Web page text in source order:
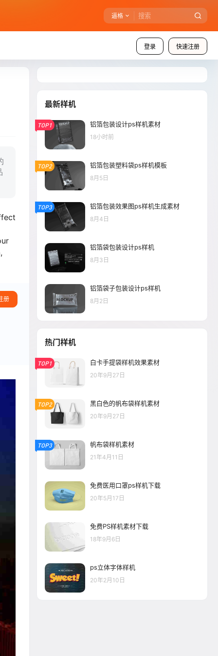
逼格
登录 快速注册
册
最新样机
TOP1 铝箔包装设计ps样机素材
18小时前
TOP2 铝箔包装塑料袋ps样机模板
8月5日
TOP3 铝箔包装效果图ps样机生成素材
8月4日
铝箔袋包装设计ps样机
8月3日
铝箔袋子包装设计ps样机
8月2日
热门样机
TOP1 白卡手提袋样机效果素材
20年9月27日
TOP2 黑白色的帆布袋样机素材
20年9月27日
TOP3 帆布袋样机素材
21年4月11日
免费医用口罩ps样机下载
20年5月17日
免费PS样机素材下载
18年9月6日
ps立体字体样机
20年2月10日